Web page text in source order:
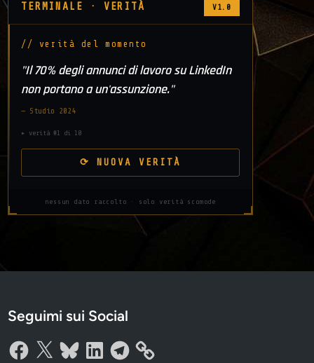
TERMINALE · VERITÀ V1.0
// verità del momento
"Il 70% degli annunci di lavoro su LinkedIn
non portano a un'assunzione."
— Studio 2024
▸ verità #1 di 10
⟳ NUOVA VERITÀ
nessun dato raccolto · solo verità scomode
Seguimi sui Social
Facebook
X BlueskyLinkedInTelegram